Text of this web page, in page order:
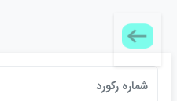
شماره ركورد